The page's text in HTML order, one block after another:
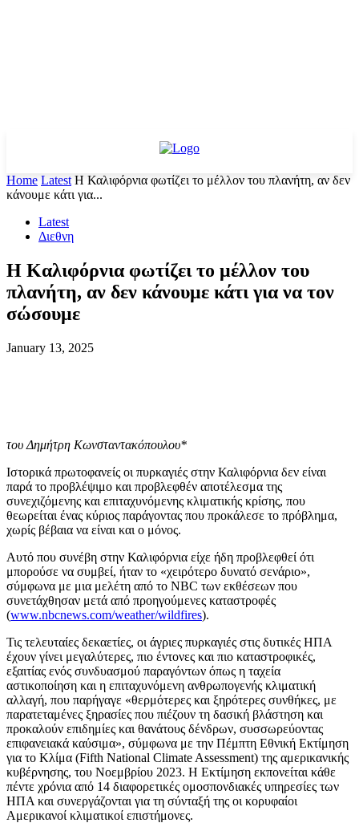
Home Latest Η Καλιφόρνια φωτίζει το μέλλον του πλανήτη, αν δεν
κάνουμε κάτι για...
Latest
Διεθνη
Η Καλιφόρνια φωτίζει το μέλλον του
πλανήτη, αν δεν κάνουμε κάτι για να τον
σώσουμε
January 13, 2025
του Δημήτρη Κωνσταντακόπουλου*
Ιστορικά πρωτοφανείς οι πυρκαγιές στην Καλιφόρνια δεν είναι
παρά το προβλέψιμο και προβλεφθέν αποτέλεσμα της
συνεχιζόμενης και επιταχυνόμενης κλιματικής κρίσης, που
θεωρείται ένας κύριος παράγοντας που προκάλεσε το πρόβλημα,
χωρίς βέβαια να είναι και ο μόνος.
Αυτό που συνέβη στην Καλιφόρνια είχε ήδη προβλεφθεί ότι
μπορούσε να συμβεί, ήταν το «χειρότερο δυνατό σενάριο»,
σύμφωνα με μια μελέτη από το NBC των εκθέσεων που
συνετάχθησαν μετά από προηγούμενες καταστροφές
(www.nbcnews.com/weather/wildfires).
Τις τελευταίες δεκαετίες, οι άγριες πυρκαγιές στις δυτικές ΗΠΑ
έχουν γίνει μεγαλύτερες, πιο έντονες και πιο καταστροφικές,
εξαιτίας ενός συνδυασμού παραγόντων όπως η ταχεία
αστικοποίηση και η επιταχυνόμενη ανθρωπογενής κλιματική
αλλαγή, που παρήγαγε «θερμότερες και ξηρότερες συνθήκες, με
παρατεταμένες ξηρασίες που πιέζουν τη δασική βλάστηση και
προκαλούν επιδημίες και θανάτους δένδρων, συσσωρεύοντας
επιφανειακά καύσιμα», σύμφωνα με την Πέμπτη Εθνική Εκτίμηση
για το Κλίμα (Fifth National Climate Assessment) της αμερικανικής
κυβέρνησης, του Νοεμβρίου 2023. Η Εκτίμηση εκπονείται κάθε
πέντε χρόνια από 14 διαφορετικές ομοσπονδιακές υπηρεσίες των
ΗΠΑ και συνεργάζονται για τη σύνταξή της οι κορυφαίοι
Αμερικανοί κλιματικοί επιστήμονες.